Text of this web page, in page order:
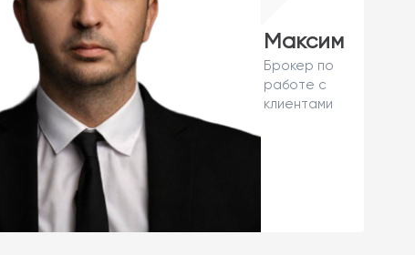
Максим
Брокер по
работе с
клиентами